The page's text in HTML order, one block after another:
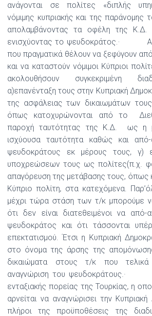
ανάγονται σε πολίτες «διπλής
νόμιμης κυπριακής και της παράνομης
απολαμβάνοντας τα οφέλη της Κ.Δ.
ενισχύοντας το ψευδοκράτος.·
που πραγματικά θέλουν να ξεφύγουν
και να καταστούν νόμιμοι Κύπριοι
ακολουθήσουν συγκεκριμένη
α)επανένταξη τους στην Κυπριακή
της ασφάλειας των δικαιωμάτων
όπως κατοχυρώνονται από το
παροχή ταυτότητας της Κ.Δ. ως η
ισχύουσα ταυτότητα καθώς και από-
ψευδοκράτους εκ μέρους τους, γ)
υποχρεώσεων τους ως πολίτες(π.χ.
απαγόρευση της μετάβασης τους, όπως
Κύπριο πολίτη, στα κατεχόμενα.
μέχρι τώρα στάση των τ/κ μπορούμε
ότι δεν είναι διατεθειμένοι να από-
ψευδοκράτος και ότι τάσσονται
επεκτατισμού. Έτσι η Κυπριακή
στο όνομα της άρσης της
δικαιώματα στους τ/κ που
αναγνώριση του ψευδοκράτους.·
ενταξιακής πορείας της Τουρκίας, η
αρνείται να αναγνώρισει την
πλήροι της προϋποθέσεις της